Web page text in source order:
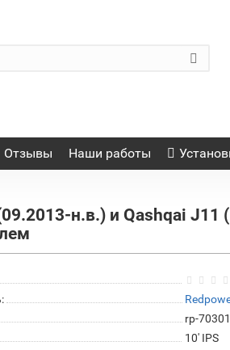
Отзывы Наши работы
н.в.) и Qashqai J11
rp-70301
10' IPS